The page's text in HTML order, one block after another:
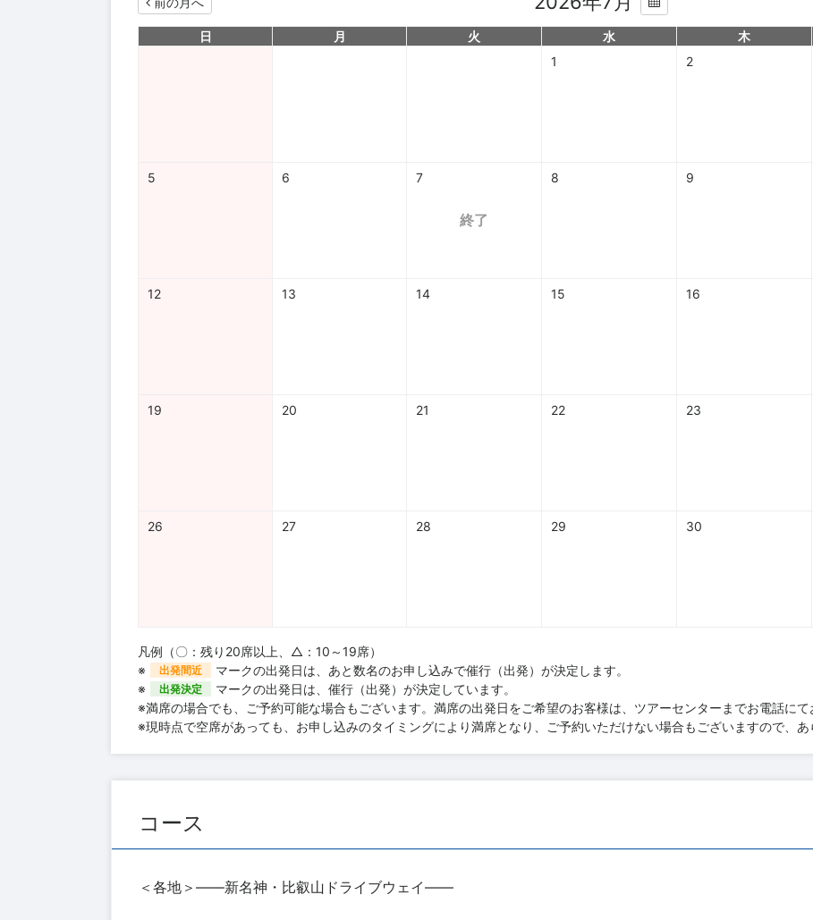
日 月 火 水 木
1
2
5 6 7
終了
8 9
12 13 14 15 16
19 20 21 22 23
26 27 28 29 30
凡例（〇：残り20席以上、△：10～19席）
※
出発間近
マークの出発日は、あと数名のお申し込みで催行（出発）が決定します。
※
出発決定
マークの出発日は、催行（出発）が決定しています。
※満席の場合でも、ご予約可能な場合もございます。満席の出発日をご希望のお客様は、ツアーセンターまでお電話にて
※現時点で空席があっても、お申し込みのタイミングにより満席となり、ご予約いただけない場合もございますので、あ
コース
＜各地＞――新名神・比叡山ドライブウェイ――